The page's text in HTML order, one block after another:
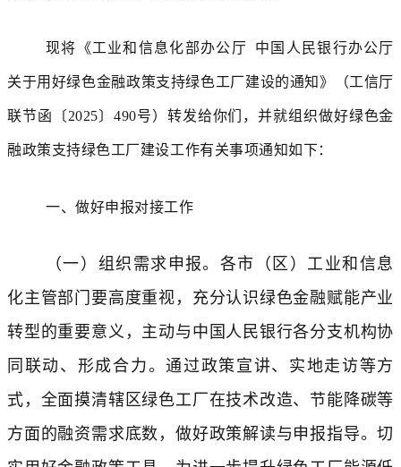
现将《工业和信息化部办公厅 中国人民银行办公厅
关于用好绿色金融政策支持绿色工厂建设的通知》（工信厅
联节函〔2025〕490号）转发给你们，并就组织做好绿色金
融政策支持绿色工厂建设工作有关事项通知如下：
一、做好申报对接工作
（一） 组织 需求 申报。 各市（区）工业和信息
化主管部门要高度重视，充分认识绿色金融赋能产业
转型的重要意义，主动与中国人民银行各分支机构协
同联动、形成合力。通过政策宣讲、实地走访等方
式，全面摸清辖区绿色工厂在技术改造、节能降碳等
方面的融资需求底数，做好政策解读与申报指导。切